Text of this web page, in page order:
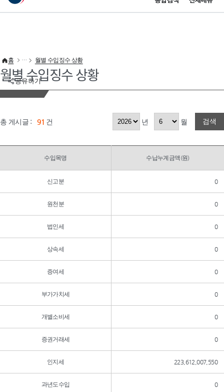
이 누리집은 대한민국 공식 전자정부 누리집입니다.
공유하기
홈 월별 수입징수 상황
월별 수입징수 상황
총 게시글 : 91 건 년 월 검색
수입목명 수납누계금액(원)
신고분 0
원천분 0
법인세 0
상속세 0
증여세 0
부가가치세 0
개별소비세 0
증권거래세 0
인지세 223,612,007,550
과년도수입 0